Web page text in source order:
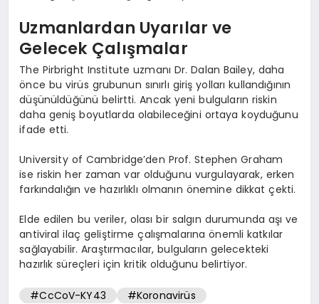
Uzmanlardan Uyarılar ve
Gelecek Çalışmalar
The Pirbright Institute uzmanı Dr. Dalan Bailey, daha
önce bu virüs grubunun sınırlı giriş yolları kullandığının
düşünüldüğünü belirtti. Ancak yeni bulguların riskin
daha geniş boyutlarda olabileceğini ortaya koyduğunu
ifade etti.
University of Cambridge’den Prof. Stephen Graham
ise riskin her zaman var olduğunu vurgulayarak, erken
farkındalığın ve hazırlıklı olmanın önemine dikkat çekti.
Elde edilen bu veriler, olası bir salgın durumunda aşı ve
antiviral ilaç geliştirme çalışmalarına önemli katkılar
sağlayabilir. Araştırmacılar, bulguların gelecekteki
hazırlık süreçleri için kritik olduğunu belirtiyor.
#CcCoV-KY43 #Koronavirüs